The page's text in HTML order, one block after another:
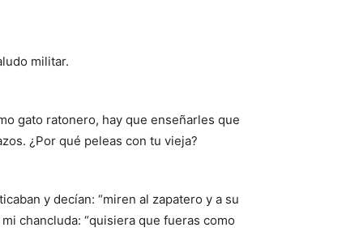
militar.
gato ratonero, hay que enseñarles que
¿Por qué peleas con tu vieja?
y decían: “miren al zapatero y a su
chancluda: “quisiera que fueras como